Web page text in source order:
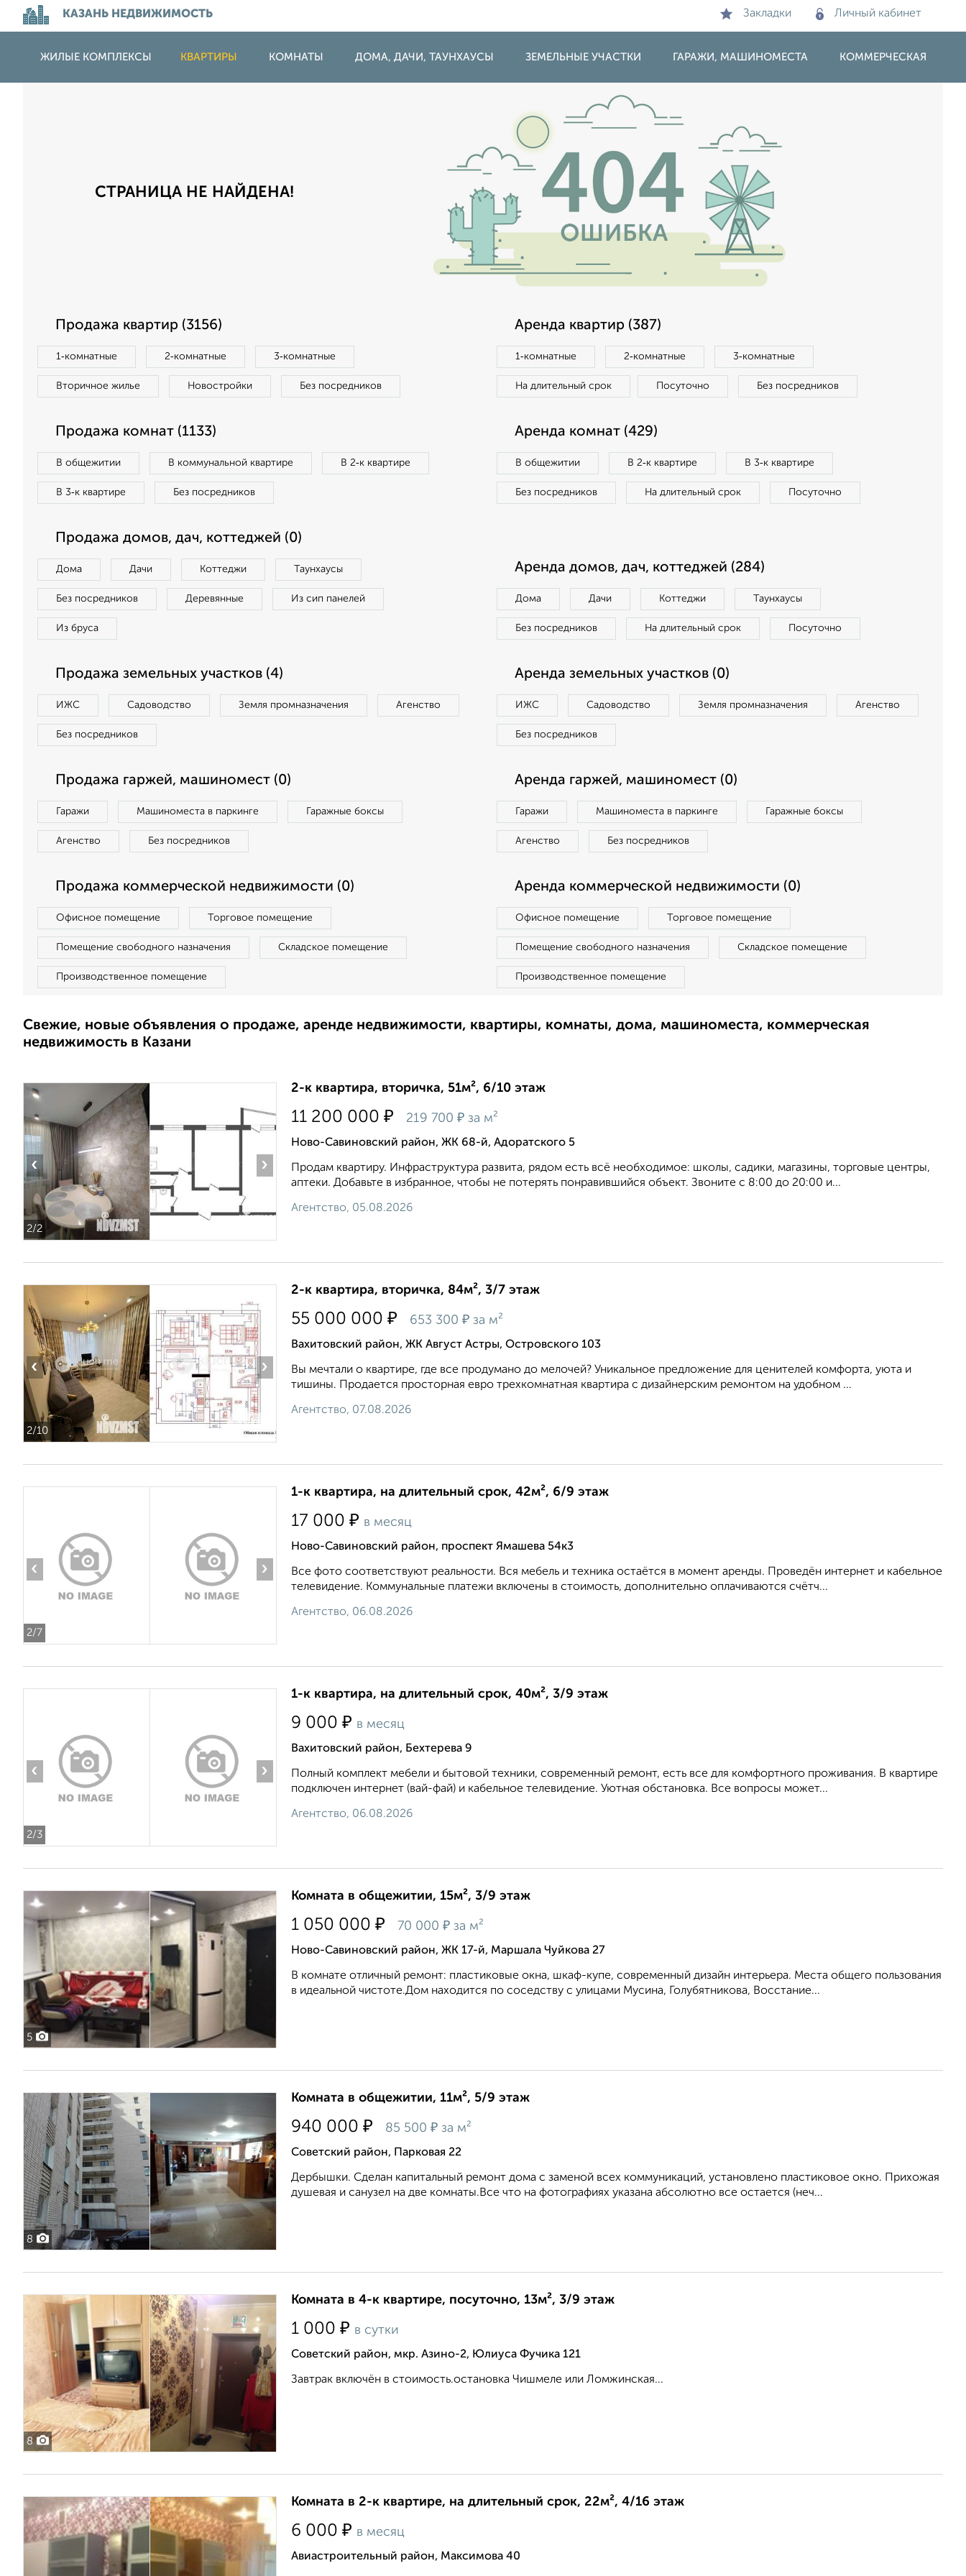
КАЗАНЬ НЕДВИЖИМОСТЬ Закладки Личный кабинет
ЖИЛЫЕ КОМПЛЕКСЫ КВАРТИРЫ КОМНАТЫ ДОМА, ДАЧИ, ТАУНХАУСЫ ЗЕМЕЛЬНЫЕ УЧАСТКИ ГАРАЖИ, МАШИНОМЕСТА КОММЕРЧЕСКАЯ
СТРАНИЦА НЕ НАЙДЕНА!
Продажа квартир (3156)
1‑комнатные 2‑комнатные 3‑комнатные
Вторичное жилье Новостройки Без посредников
Аренда квартир (387)
1‑комнатные 2‑комнатные 3‑комнатные
На длительный срок Посуточно Без посредников
Продажа комнат (1133)
В общежитии В коммунальной квартире В 2‑к квартире
В 3‑к квартире Без посредников
Аренда комнат (429)
В общежитии В 2‑к квартире В 3‑к квартире
Без посредников На длительный срок Посуточно
Продажа домов, дач, коттеджей (0)
Дома Дачи Коттеджи Таунхаусы
Без посредников Деревянные Из сип панелей
Из бруса
Аренда домов, дач, коттеджей (284)
Дома Дачи Коттеджи Таунхаусы
Без посредников На длительный срок Посуточно
Продажа земельных участков (4)
ИЖС Садоводство Земля промназначения Агенство
Без посредников
Аренда земельных участков (0)
ИЖС Садоводство Земля промназначения Агенство
Без посредников
Продажа гаржей, машиномест (0)
Гаражи Машиноместа в паркинге Гаражные боксы
Агенство Без посредников
Аренда гаржей, машиномест (0)
Гаражи Машиноместа в паркинге Гаражные боксы
Агенство Без посредников
Продажа коммерческой недвижимости (0)
Офисное помещение Торговое помещение
Помещение свободного назначения Складское помещение
Производственное помещение
Аренда коммерческой недвижимости (0)
Офисное помещение Торговое помещение
Помещение свободного назначения Складское помещение
Производственное помещение
Свежие, новые объявления о продаже, аренде недвижимости, квартиры, комнаты, дома, машиноместа, коммерческая
недвижимость в Казани
2/2
‹ ›
2-к квартира, вторичка, 51м², 6/10 этаж
11 200 000 ₽ 219 700 ₽ за м²
Ново-Савиновский район, ЖК 68-й, Адоратского 5
Продам квартиру. Инфраструктура развита, рядом есть всё необходимое: школы, садики, магазины, торговые центры,
аптеки. Добавьте в избранное, чтобы не потерять понравившийся объект. Звоните с 8:00 до 20:00 и...
Агентство, 05.08.2026
2/10
‹ ›
2-к квартира, вторичка, 84м², 3/7 этаж
55 000 000 ₽ 653 300 ₽ за м²
Вахитовский район, ЖК Август Астры, Островского 103
Вы мечтали о квартире, где все продумано до мелочей? Уникальное предложение для ценителей комфорта, уюта и
тишины. Продается просторная евро трехкомнатная квартира с дизайнерским ремонтом на удобном ...
Агентство, 07.08.2026
2/7
‹ ›
1-к квартира, на длительный срок, 42м², 6/9 этаж
17 000 ₽ в месяц
Ново-Савиновский район, проспект Ямашева 54к3
Все фото соответствуют реальности. Вся мебель и техника остаётся в момент аренды. Проведён интернет и кабельное
телевидение. Коммунальные платежи включены в стоимость, дополнительно оплачиваются счётч...
Агентство, 06.08.2026
2/3
‹ ›
1-к квартира, на длительный срок, 40м², 3/9 этаж
9 000 ₽ в месяц
Вахитовский район, Бехтерева 9
Полный комплект мебели и бытовой техники, современный ремонт, есть все для комфортного проживания. В квартире
подключен интернет (вай-фай) и кабельное телевидение. Уютная обстановка. Все вопросы может...
Агентство, 06.08.2026
5
Комната в общежитии, 15м², 3/9 этаж
1 050 000 ₽ 70 000 ₽ за м²
Ново-Савиновский район, ЖК 17-й, Маршала Чуйкова 27
В комнате отличный ремонт: пластиковые окна, шкаф-купе, современный дизайн интерьера. Места общего пользования
в идеальной чистоте.Дом находится по соседству с улицами Мусина, Голубятникова, Восстание...
8
Комната в общежитии, 11м², 5/9 этаж
940 000 ₽ 85 500 ₽ за м²
Советский район, Парковая 22
Дербышки. Сделан капитальный ремонт дома с заменой всех коммуникаций, установлено пластиковое окно. Прихожая
душевая и санузел на две комнаты.Все что на фотографиях указана абсолютно все остается (неч...
8
Комната в 4-к квартире, посуточно, 13м², 3/9 этаж
1 000 ₽ в сутки
Советский район, мкр. Азино-2, Юлиуса Фучика 121
Завтрак включён в стоимость.остановка Чишмеле или Ломжинская...
Комната в 2-к квартире, на длительный срок, 22м², 4/16 этаж
6 000 ₽ в месяц
Авиастроительный район, Максимова 40